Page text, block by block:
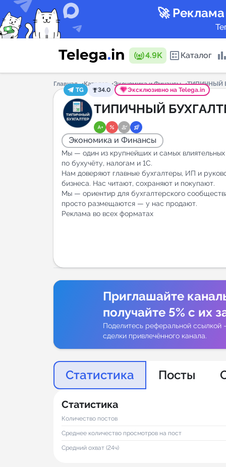
🚀
4.9K Каталог
Каталог
New
Главная Каталог Экономика и Финансы
ТИПИЧНЫЙ
TG
34.0 Эксклюзивно на Telega.in
ТИПИЧНЫЙ
Экономика и Финансы
Мы — один из крупнейших и самых влиятельных
по бухучёту, налогам и 1С.
Нам доверяют главные бухгалтеры, ИП и
бизнеса. Нас читают, сохраняют и покупают.
Мы — ориентир для бухгалтерского
просто размещаются — у нас продают.
Реклама во всех форматах
Приглашайте
получайте 5% с их
Поделитесь реферальной ссылкой
сделки привлечённого канала.
Статистика Посты
Статистика
Количество постов
Среднее количество просмотров на пост
Средний охват (24ч)